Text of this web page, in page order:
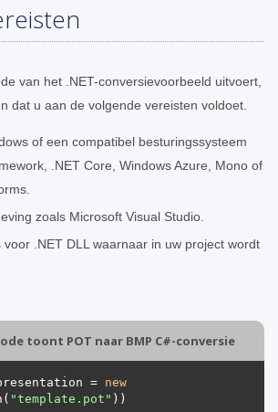
van het .NET-conversievoorbeeld uitvoert,
dat u aan de volgende vereisten voldoet.
of een compatibel besturingssysteem
.NET Core, Windows Azure, Mono of
zoals Microsoft Visual Studio.
voor .NET DLL waarnaar in uw project wordt
toont POT naar BMP C#-conversie
= new
"template.pot"